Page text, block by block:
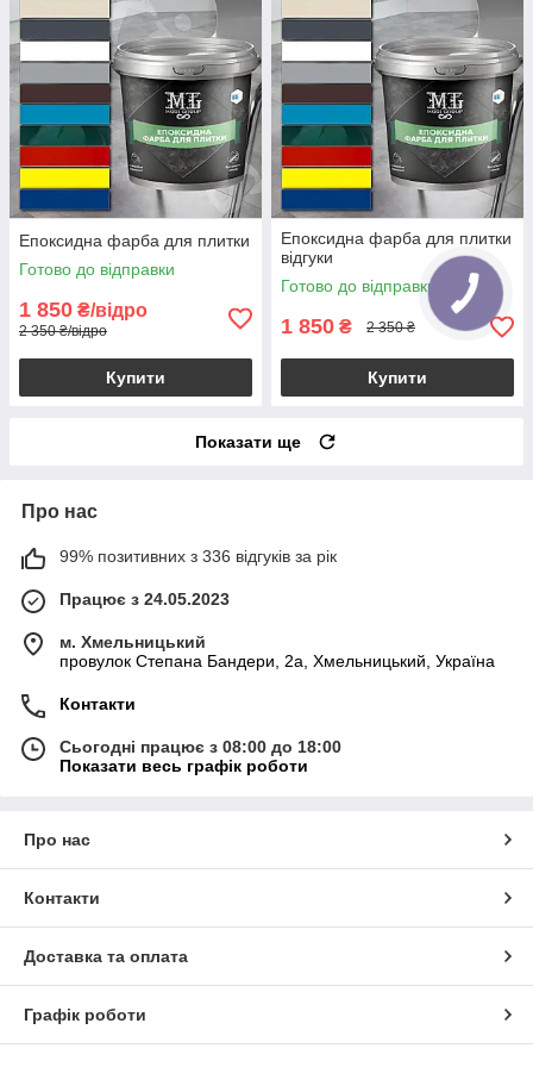
Епоксидна фарба для плитки
Готово до відправки
1 850 ₴/відро
2 350 ₴/відро
Купити
Епоксидна фарба для плитки
відгуки
Готово до відправки
1 850 ₴ 2 350 ₴
Купити
Показати ще
Про нас
99% позитивних з 336 відгуків за рік
Працює з 24.05.2023
м. Хмельницький
провулок Степана Бандери, 2a, Хмельницький, Україна
Контакти
Сьогодні працює з 08:00 до 18:00
Показати весь графік роботи
Про нас
Контакти
Доставка та оплата
Графік роботи